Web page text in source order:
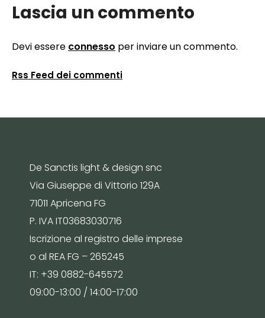
Lascia un commento
Devi essere connesso per inviare un commento.
Rss Feed dei commenti
De Sanctis light & design snc
Via Giuseppe di Vittorio 129A
71011 Apricena FG
P. IVA IT03683030716
Iscrizione al registro delle imprese
o al REA FG – 265245
IT: +39 0882-645572
09:00-13:00 / 14:00-17:00